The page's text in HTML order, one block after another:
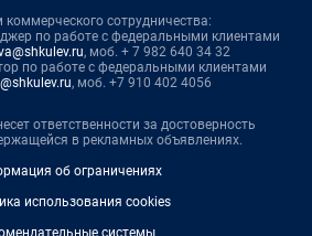
сотрудничества:
по работе с федеральными клиентами
, моб. + 7 982 640 34 32
по работе с федеральными клиентами
, моб. +7 910 402 4056
ответственности за достоверность
в рекламных объявлениях.
об ограничениях
использования cookies